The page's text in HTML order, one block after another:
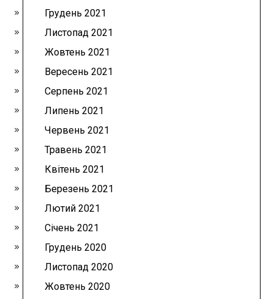
Грудень 2021
Листопад 2021
Жовтень 2021
Вересень 2021
Серпень 2021
Липень 2021
Червень 2021
Травень 2021
Квітень 2021
Березень 2021
Лютий 2021
Січень 2021
Грудень 2020
Листопад 2020
Жовтень 2020